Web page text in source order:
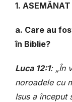
1.
a. Care au
în Biblie?
Luca 12:1: „În
noroadele cu
Isus a început